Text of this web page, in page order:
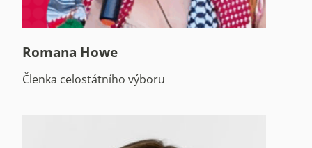
Romana Howe
Členka celostátního výboru